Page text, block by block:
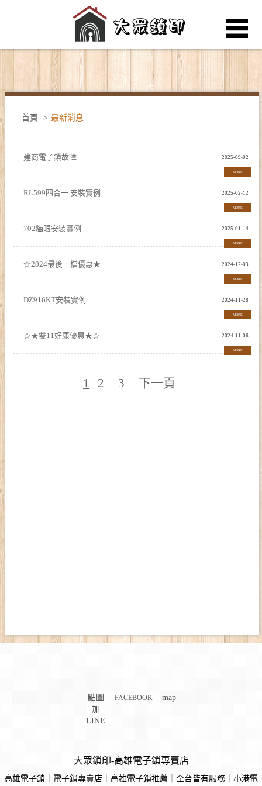
公司簡介
最新消息
Q&A
聯絡我們
首頁 > 最新消息
建商電子鎖故障 2025-09-02
MORE
RL599四合一 安裝實例 2025-02-12
MORE
702貓眼安裝實例 2025-01-14
MORE
☆2024最後一檔優惠★ 2024-12-03
MORE
DZ916KT安裝實例 2024-11-28
MORE
☆★雙11好康優惠★☆ 2024-11-06
MORE
1 2 3 下一頁
點圖
加
LINE
FACEBOOK map
大眾鎖印-高雄電子鎖專賣店
高雄電子鎖 電子鎖專賣店 高雄電子鎖推薦 全台皆有服務 小港電